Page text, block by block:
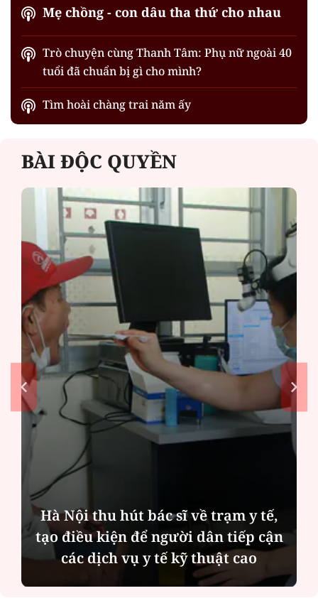
Mẹ chồng - con dâu tha thứ cho nhau
Trò chuyện cùng Thanh Tâm: Phụ nữ ngoài 40
tuổi đã chuẩn bị gì cho mình?
Tìm hoài chàng trai năm ấy
BÀI ĐỘC QUYỀN
Hà Nội thu hút bác sĩ về trạm y tế,
tạo điều kiện để người dân tiếp cận
các dịch vụ y tế kỹ thuật cao